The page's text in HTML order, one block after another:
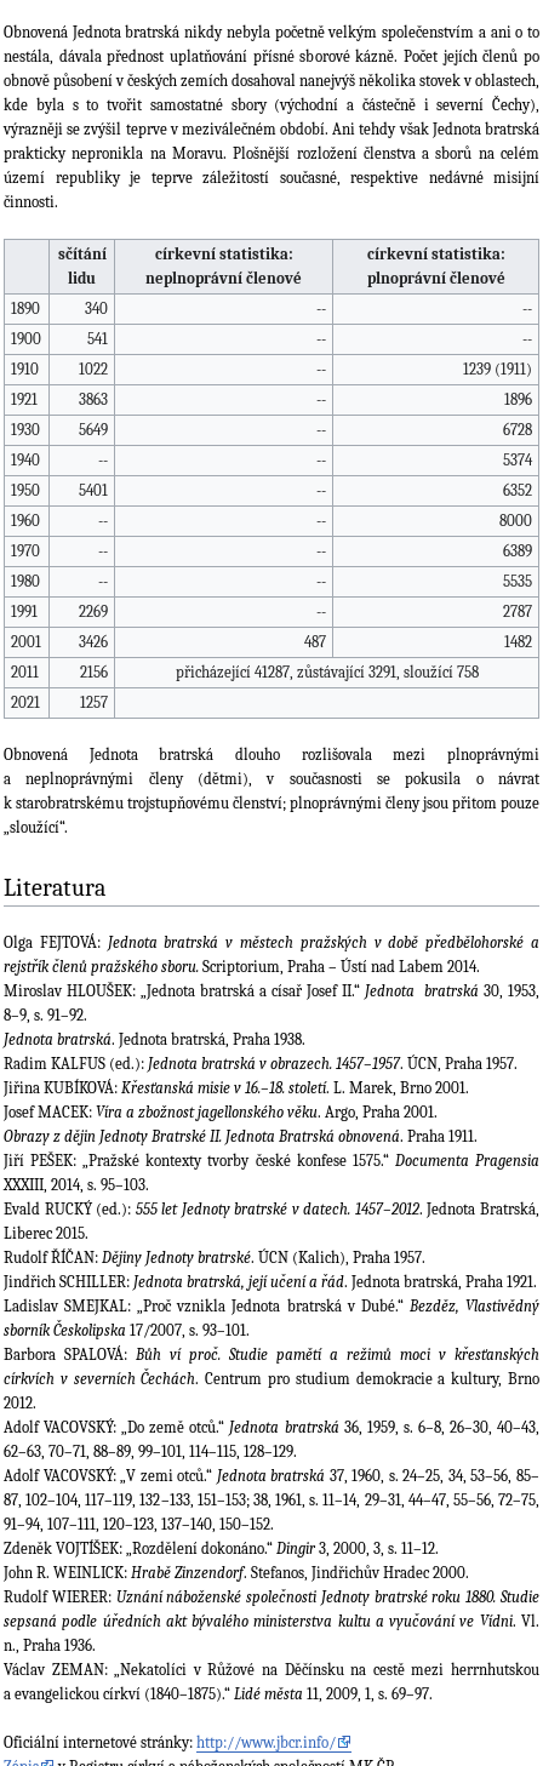
Obnovená Jednota bratrská nikdy nebyla početně velkým společenstvím a ani o to
nestála, dávala přednost uplatňování přísné sborové kázně. Počet jejích členů po
obnově působení v českých zemích dosahoval nanejvýš několika stovek v oblastech,
kde byla s to tvořit samostatné sbory (východní a částečně i severní Čechy),
výrazněji se zvýšil teprve v meziválečném období. Ani tehdy však Jednota bratrská
prakticky nepronikla na Moravu. Plošnější rozložení členstva a sborů na celém
území republiky je teprve záležitostí současné, respektive nedávné misijní
činnosti.
sčítání
lidu
církevní statistika:
neplnoprávní členové
církevní statistika:
plnoprávní členové
1890
340 --
--
1900
541 --
--
1910
1022 --
1239 (1911)
1921
3863 --
1896
1930
5649 --
6728
1940
-- --
5374
1950
5401 --
6352
1960
-- --
8000
1970
-- --
6389
1980
-- --
5535
1991
2269 --
2787
2001
3426 487
1482
2011
2156
přicházející 41287, zůstávající 3291, sloužící 758
2021
1257
Obnovená Jednota bratrská dlouho rozlišovala mezi plnoprávnými
a neplnoprávnými členy (dětmi), v současnosti se pokusila o návrat
k starobratrskému trojstupňovému členství; plnoprávnými členy jsou přitom pouze
„sloužící“.
Literatura
Olga FEJTOVÁ: Jednota bratrská v městech pražských v době předbělohorské a
rejstřík členů pražského sboru. Scriptorium, Praha – Ústí nad Labem 2014.
Miroslav HLOUŠEK: „Jednota bratrská a císař Josef II.“ Jednota bratrská 30, 1953,
8–9, s. 91–92.
Jednota bratrská. Jednota bratrská, Praha 1938.
Radim KALFUS (ed.): Jednota bratrská v obrazech. 1457–1957. ÚCN, Praha 1957.
Jiřina KUBÍKOVÁ: Křesťanská misie v 16.–18. století. L. Marek, Brno 2001.
Josef MACEK: Víra a zbožnost jagellonského věku. Argo, Praha 2001.
Obrazy z dějin Jednoty Bratrské II. Jednota Bratrská obnovená. Praha 1911.
Jiří PEŠEK: „Pražské kontexty tvorby české konfese 1575.“ Documenta Pragensia
XXXIII, 2014, s. 95–103.
Evald RUCKÝ (ed.): 555 let Jednoty bratrské v datech. 1457–2012. Jednota Bratrská,
Liberec 2015.
Rudolf ŘÍČAN: Dějiny Jednoty bratrské. ÚCN (Kalich), Praha 1957.
Jindřich SCHILLER: Jednota bratrská, její učení a řád. Jednota bratrská, Praha 1921.
Ladislav SMEJKAL: „Proč vznikla Jednota bratrská v Dubé.“ Bezděz, Vlastivědný
sborník Českolipska 17/2007, s. 93–101.
Barbora SPALOVÁ: Bůh ví proč. Studie pamětí a režimů moci v křesťanských
církvích v severních Čechách. Centrum pro studium demokracie a kultury, Brno
2012.
Adolf VACOVSKÝ: „Do země otců.“ Jednota bratrská 36, 1959, s. 6–8, 26–30, 40–43,
62–63, 70–71, 88–89, 99–101, 114–115, 128–129.
Adolf VACOVSKÝ: „V zemi otců.“ Jednota bratrská 37, 1960, s. 24–25, 34, 53–56, 85–
87, 102–104, 117–119, 132–133, 151–153; 38, 1961, s. 11–14, 29–31, 44–47, 55–56, 72–75,
91–94, 107–111, 120–123, 137–140, 150–152.
Zdeněk VOJTÍŠEK: „Rozdělení dokonáno.“ Dingir 3, 2000, 3, s. 11–12.
John R. WEINLICK: Hrabě Zinzendorf. Stefanos, Jindřichův Hradec 2000.
Rudolf WIERER: Uznání náboženské společnosti Jednoty bratrské roku 1880. Studie
sepsaná podle úředních akt bývalého ministerstva kultu a vyučování ve Vídni. Vl.
n., Praha 1936.
Václav ZEMAN: „Nekatolíci v Růžové na Děčínsku na cestě mezi herrnhutskou
a evangelickou církví (1840–1875).“ Lidé města 11, 2009, 1, s. 69–97.
Oficiální internetové stránky: http://www.jbcr.info/